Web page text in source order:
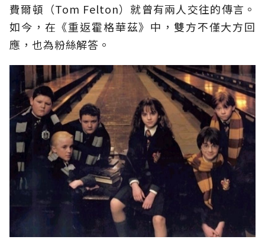
費爾頓（Tom Felton）就曾有兩人交往的傳言。
如今，在《重返霍格華茲》中，雙方不僅大方回
應，也為粉絲解答。